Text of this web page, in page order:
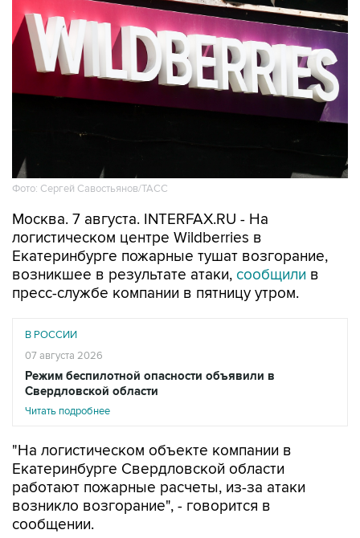
Москва. 7 августа. INTERFAX.RU - На
Екатеринбурге пожарные тушат возгорание,
возникшее в результате атаки,сообщили
пресс-службе компании в пятницу утром.
В РОССИИ
Режим беспилотной опасности объявили в
Свердловской области
Читать подробнее
"На логистическом объекте компании в
работают пожарные расчеты, из-за атаки
возникло возгорание", - говорится в
сообщении.
На объекте была проведена